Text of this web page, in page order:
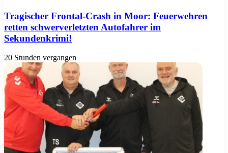
Tragischer Frontal-Crash in Moor: Feuerwehren
retten schwerverletzten Autofahrer im
Sekundenkrimi!
20 Stunden vergangen